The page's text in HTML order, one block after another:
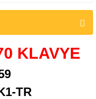
KLAVYE
TR